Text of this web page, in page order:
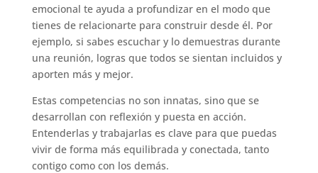
emocional te ayuda a profundizar en el modo que
tienes de relacionarte para construir desde él. Por
ejemplo, si sabes escuchar y lo demuestras durante
una reunión, logras que todos se sientan incluidos y
aporten más y mejor.
Estas competencias no son innatas, sino que se
desarrollan con reflexión y puesta en acción.
Entenderlas y trabajarlas es clave para que puedas
vivir de forma más equilibrada y conectada, tanto
contigo como con los demás.